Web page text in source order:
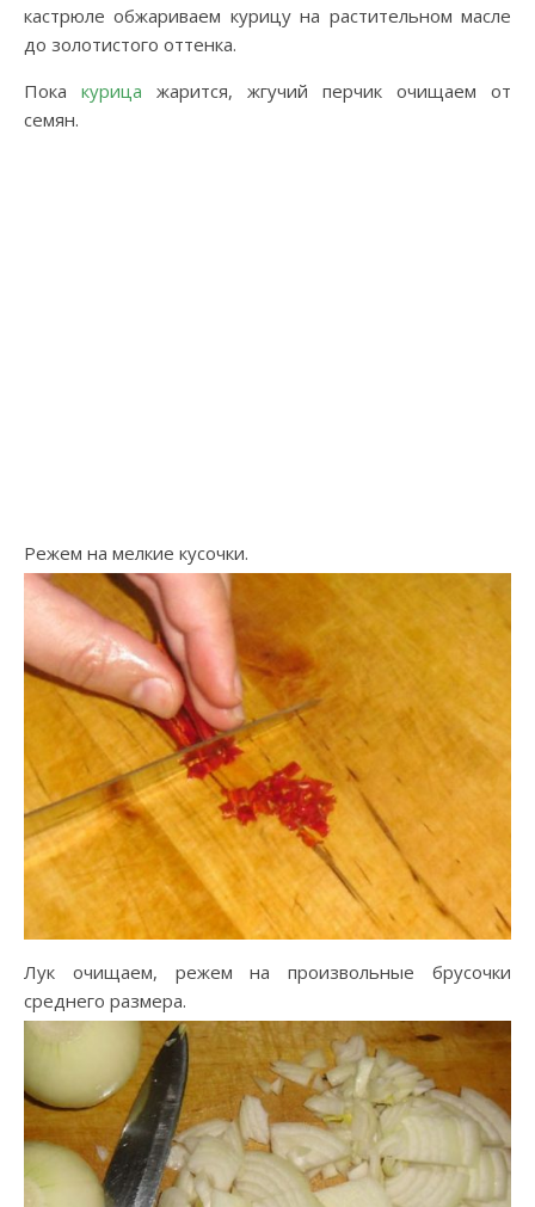
кастрюле обжариваем курицу на растительном масле
до золотистого оттенка.
Пока курица жарится, жгучий перчик очищаем от
семян.
Режем на мелкие кусочки.
Лук очищаем, режем на произвольные брусочки
среднего размера.